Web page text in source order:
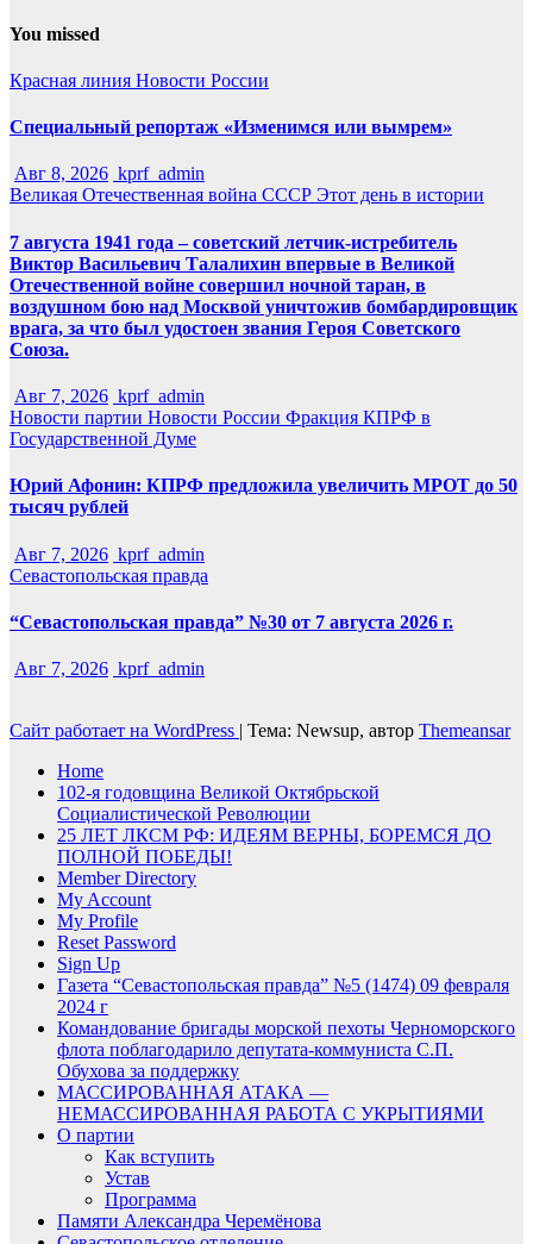
You missed
Красная линия Новости России
Специальный репортаж «Изменимся или вымрем»
Авг 8, 2026 kprf_admin
Великая Отечественная война СССР Этот день в истории
7 августа 1941 года – советский летчик-истребитель
Виктор Васильевич Талалихин впервые в Великой
Отечественной войне совершил ночной таран, в
воздушном бою над Москвой уничтожив бомбардировщик
врага, за что был удостоен звания Героя Советского
Союза.
Авг 7, 2026 kprf_admin
Новости партии Новости России Фракция КПРФ в
Государственной Думе
Юрий Афонин: КПРФ предложила увеличить МРОТ до 50
тысяч рублей
Авг 7, 2026 kprf_admin
Севастопольская правда
“Севастопольская правда” №30 от 7 августа 2026 г.
Авг 7, 2026 kprf_admin
Сайт работает на WordPress | Тема: Newsup, автор Themeansar
Home
102-я годовщина Великой Октябрьской
Социалистической Революции
25 ЛЕТ ЛКСМ РФ: ИДЕЯМ ВЕРНЫ, БОРЕМСЯ ДО
ПОЛНОЙ ПОБЕДЫ!
Member Directory
My Account
My Profile
Reset Password
Sign Up
Газета “Севастопольская правда” №5 (1474) 09 февраля
2024 г
Командование бригады морской пехоты Черноморского
флота поблагодарило депутата-коммуниста С.П.
Обухова за поддержку
МАССИРОВАННАЯ АТАКА —
НЕМАССИРОВАННАЯ РАБОТА С УКРЫТИЯМИ
О партии
Как вступить
Устав
Программа
Памяти Александра Черемёнова